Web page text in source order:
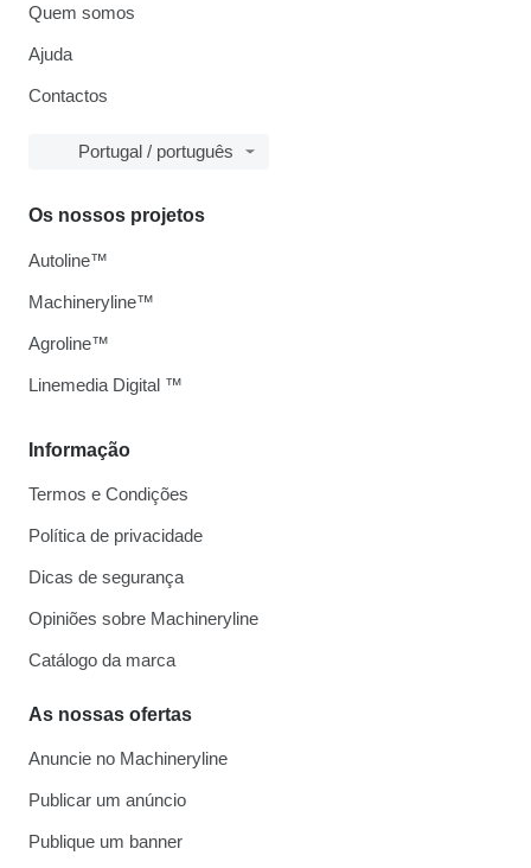
Quem somos
Ajuda
Contactos
Portugal / português
Informação
Termos e Condições
Política de privacidade
Dicas de segurança
Opiniões sobre Machineryline
Catálogo da marca
As nossas ofertas
Anuncie no Machineryline
Publicar um anúncio
Publique um banner
Os nossos projetos
Autoline™
Machineryline™
Agroline™
Linemedia Digital ™